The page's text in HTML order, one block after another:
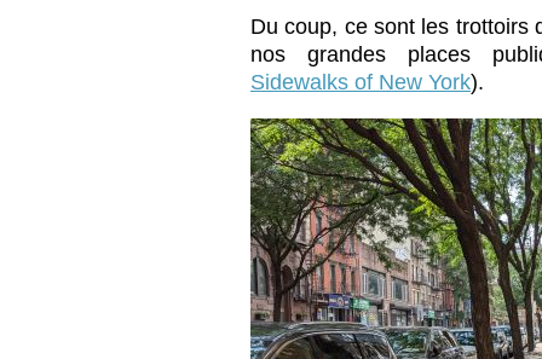
Du coup, ce sont les trottoirs
nos grandes places
Sidewalks of New York).